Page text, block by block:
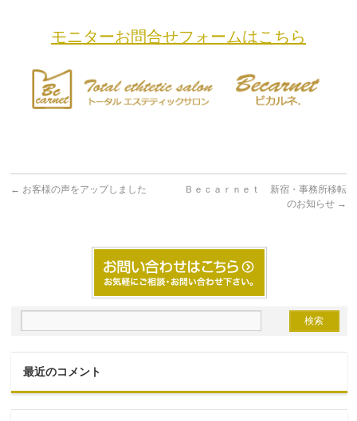
モニターお問合せフォームはこちら
← お客様の声をアップしました
Ｂｅｃａｒｎｅｔ 新宿・事務所移転
のお知らせ →
最近のコメント